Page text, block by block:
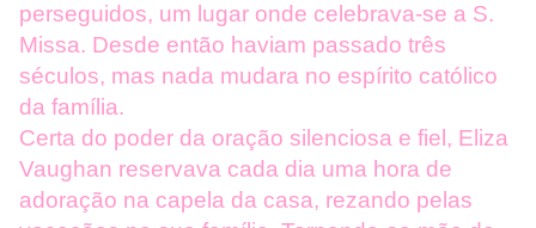
perseguidos, um lugar onde celebrava-se a S.
Missa. Desde então haviam passado três
séculos, mas nada mudara no espírito católico
da família.
Certa do poder da oração silenciosa e fiel, Eliza
Vaughan reservava cada dia uma hora de
adoração na capela da casa, rezando pelas